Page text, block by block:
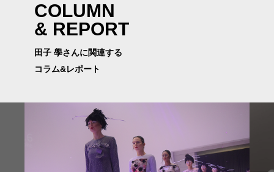
COLUMN
& REPORT
田子 學さんに関連する
コラム&レポート